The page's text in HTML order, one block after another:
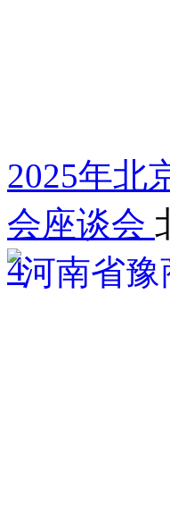
2025年北
会座谈会
4